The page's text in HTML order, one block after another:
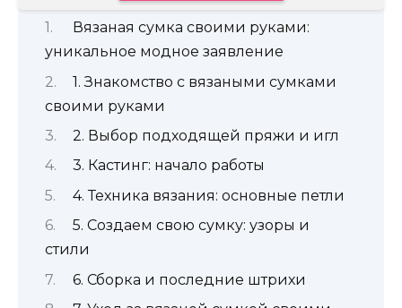
Вязаная сумка своими руками:
уникальное модное заявление
1. Знакомство с вязаными сумками
своими руками
2. Выбор подходящей пряжи и игл
3. Кастинг: начало работы
4. Техника вязания: основные петли
5. Создаем свою сумку: узоры и
стили
6. Сборка и последние штрихи